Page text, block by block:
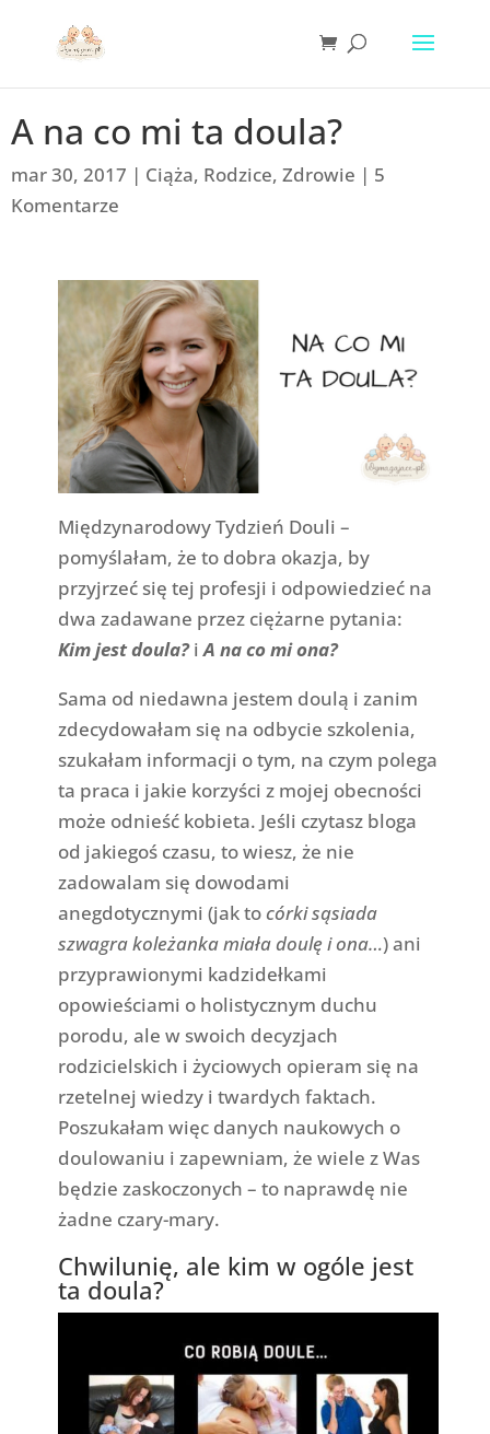
A na co mi ta doula?
mar 30, 2017 | Ciąża, Rodzice, Zdrowie | 5
Komentarze
Międzynarodowy Tydzień Douli –
pomyślałam, że to dobra okazja, by
przyjrzeć się tej profesji i odpowiedzieć na
dwa zadawane przez ciężarne pytania:
Kim jest doula?iA na co mi ona?
Sama od niedawna jestem doulą i zanim
zdecydowałam się na odbycie szkolenia,
szukałam informacji o tym, na czym polega
ta praca i jakie korzyści z mojej obecności
może odnieść kobieta. Jeśli czytasz bloga
od jakiegoś czasu, to wiesz, że nie
zadowalam się dowodami
anegdotycznymi (jak to córki sąsiada
szwagra koleżanka miała doulę i ona…) ani
przyprawionymi kadzidełkami
opowieściami o holistycznym duchu
porodu, ale w swoich decyzjach
rodzicielskich i życiowych opieram się na
rzetelnej wiedzy i twardych faktach.
Poszukałam więc danych naukowych o
doulowaniu i zapewniam, że wiele z Was
będzie zaskoczonych – to naprawdę nie
żadne czary-mary.
Chwilunię, ale kim w ogóle jest
ta doula?